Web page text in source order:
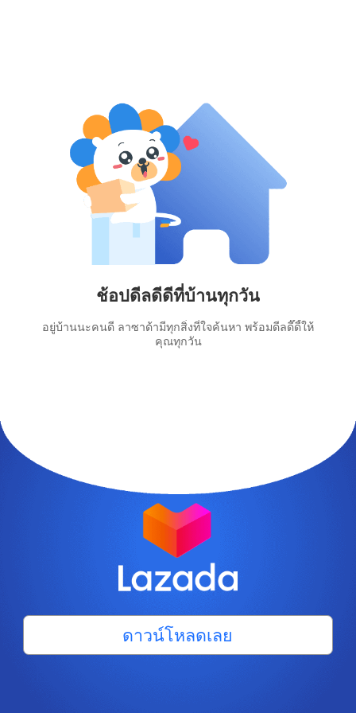
ช้อปดีลดีดีที่บ้านทุกวัน
อยู่บ้านนะคนดี ลาซาด้ามีทุกสิ่งที่ใจค้นหา พร้อมดีลดี๊ดี้ให้
คุณทุกวัน
ดาวน์โหลดเลย